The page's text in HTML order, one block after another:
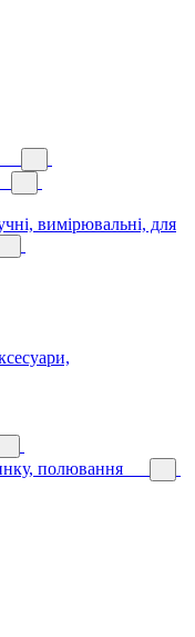
вимірювальні, для
полювання